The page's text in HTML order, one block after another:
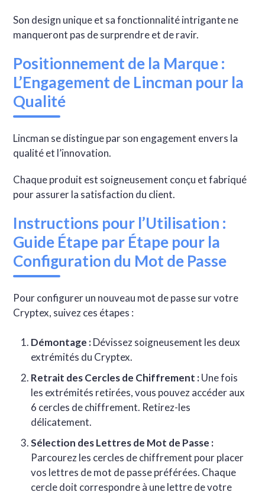
Son design unique et sa fonctionnalité intrigante ne
manqueront pas de surprendre et de ravir.
Positionnement de la Marque :
L’Engagement de Lincman pour la
Qualité
Lincman se distingue par son engagement envers la
qualité et l’innovation.
Chaque produit est soigneusement conçu et fabriqué
pour assurer la satisfaction du client.
Instructions pour l’Utilisation :
Guide Étape par Étape pour la
Configuration du Mot de Passe
Pour configurer un nouveau mot de passe sur votre
Cryptex, suivez ces étapes :
Démontage :Dévissez soigneusement les deux
extrémités du Cryptex.
Retrait des Cercles de Chiffrement :Une fois
les extrémités retirées, vous pouvez accéder aux
6 cercles de chiffrement. Retirez-les
délicatement.
Sélection des Lettres de Mot de Passe :
Parcourez les cercles de chiffrement pour placer
vos lettres de mot de passe préférées. Chaque
cercle doit correspondre à une lettre de votre